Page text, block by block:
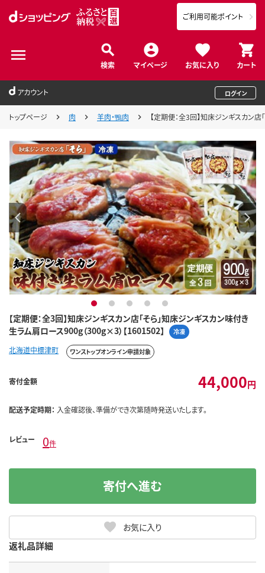
検索 マイページ お気に入り カート
ご利用可能ポイント
アカウント ログイン
トップページ 肉 羊肉・鴨肉 【定期便：全3回】知床ジンギスカン
【定期便：全3回】知床ジンギスカン店「そら」知床ジンギスカン味付き
生ラム肩ロース900g（300g×3）【1601502】
冷凍
1 2 3 4 5
北海道中標津町 ワンストップオンライン申請対象
寄付金額 44,000円
配送予定時期： 入金確認後、準備ができ次第随時発送いたします。
レビュー 0件
お気に入り
寄付へ進む
返礼品詳細